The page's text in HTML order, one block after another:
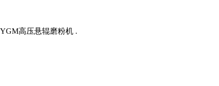
高压悬辊磨粉机 .